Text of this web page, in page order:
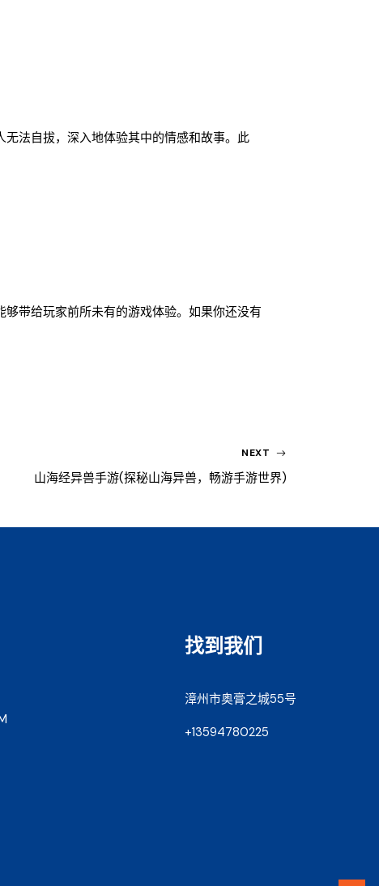
法自拔，深入地体验其中的情感和故事。此
带给玩家前所未有的游戏体验。如果你还没有
NEXT
山海经异兽手游(探秘山海异兽，畅游手游世界)
找到我们
漳州市奥膏之城55号
+13594780225